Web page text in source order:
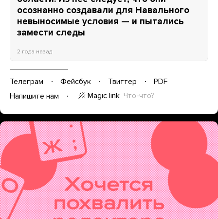
осознанно создавали для Навального
невыносимые условия — и пытались
замести следы
2 года назад
Телеграм Фейсбук Твиттер
PDF
Напишите нам
Magic link Что-что?